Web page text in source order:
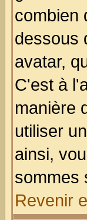
combien
dessous
avatar,
C'est à
manière
utiliser
ainsi,
sommes
Revenir